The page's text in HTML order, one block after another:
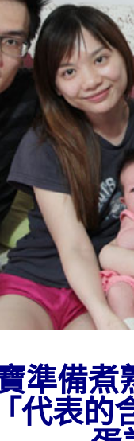
準備煮
代表的